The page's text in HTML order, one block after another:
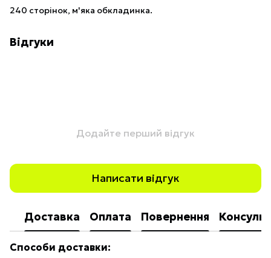
240 сторінок, м'яка обкладинка.
Відгуки
Додайте перший відгук
Написати відгук
Доставка Оплата Повернення
Способи доставки: